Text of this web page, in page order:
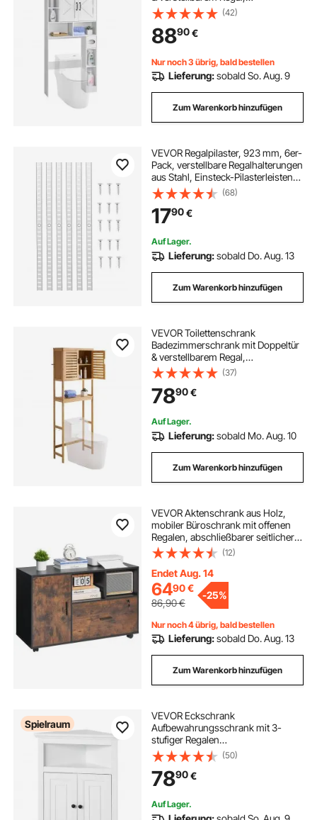
platzsparender 4-stöckiger
Badschrank über der Toilette mit
offenem Regal, 1680x785x195 mm
Aufbewahrungsschrank weiß
(42)
8890€
Nur noch 3 übrig, bald bestellen
Lieferung:sobald So. Aug. 9
Zum Warenkorb hinzufügen
VEVOR Regalpilaster, 923 mm, 6er-
Pack, verstellbare Regalhalterungen
aus Stahl, Einsteck-Pilasterleisten-
Standards mit 24 Schrauben,
geeignet für Wandregalsystem,
Schrankorganisation
(68)
1790€
Auf Lager.
Lieferung:sobald Do. Aug. 13
Zum Warenkorb hinzufügen
VEVOR Toilettenschrank
Badezimmerschrank mit Doppeltür
& verstellbarem Regal,
platzsparender 3-stöckiger
Badschrank über der Toilette mit
offenem Regal, 65x27x175 cm
Aufbewahrungsschrank Natur
(37)
7890€
Auf Lager.
Lieferung:sobald Mo. Aug. 10
Zum Warenkorb hinzufügen
VEVOR Aktenschrank aus Holz,
mobiler Büroschrank mit offenen
Regalen, abschließbarer seitlicher
Rollaktenschrank mit verstellbaren
Regalen, Druckerständer für
Zuhause Schule, rustikales Braun
(12)
Endet Aug. 14
6490€
86,90€
-25%
Nur noch 4 übrig, bald bestellen
Lieferung:sobald Do. Aug. 13
Zum Warenkorb hinzufügen
Spielraum
VEVOR Eckschrank
Aufbewahrungsschrank mit 3-
stufiger Regalen
Mehrzweckschrank (845 mm
Hohe) mit 2 Holztüren und
verstellbaren Regalen,
freistehender Küchenschrank für
Wohnzimmer Waschküche, weiß
(50)
7890€
Auf Lager.